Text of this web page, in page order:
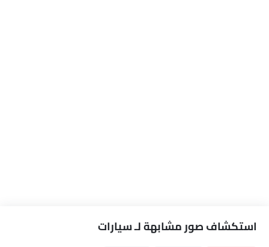
استكشاف صور مشابهة لـ سيارات